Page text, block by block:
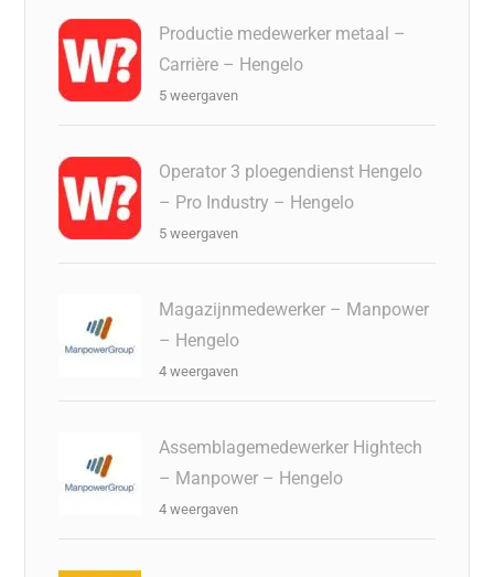
Productie medewerker metaal –
Carrière – Hengelo
5 weergaven
Operator 3 ploegendienst Hengelo
– Pro Industry – Hengelo
5 weergaven
Magazijnmedewerker – Manpower
– Hengelo
4 weergaven
Assemblagemedewerker Hightech
– Manpower – Hengelo
4 weergaven